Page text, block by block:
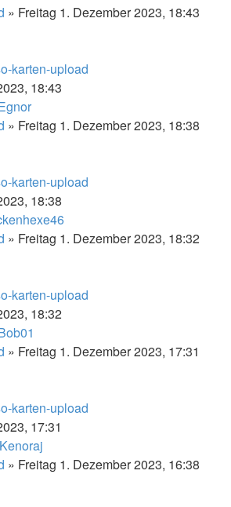
» Freitag 1. Dezember 2023, 18:43
karten-upload
18:43
» Freitag 1. Dezember 2023, 18:38
karten-upload
18:38
» Freitag 1. Dezember 2023, 18:32
karten-upload
18:32
» Freitag 1. Dezember 2023, 17:31
karten-upload
17:31
» Freitag 1. Dezember 2023, 16:38